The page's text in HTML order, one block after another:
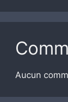
Aucun